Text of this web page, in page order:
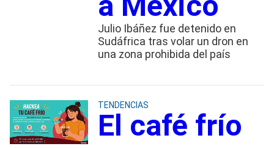
Julio Ibáñez fue detenido en
Sudáfrica tras volar un dron en
una zona prohibida del país
TENDENCIAS
El café frío